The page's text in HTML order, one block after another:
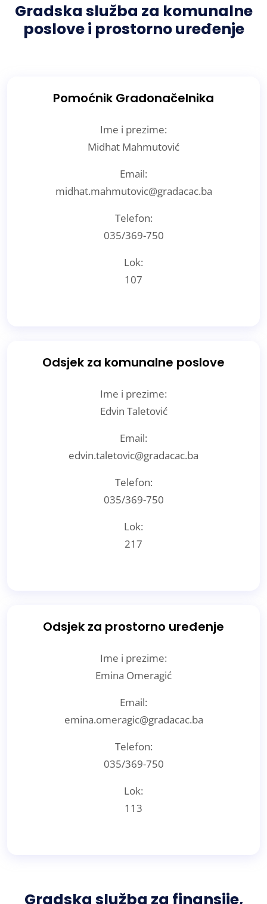
Gradska služba za komunalne
poslove i prostorno uređenje
Pomoćnik Gradonačelnika
Ime i prezime:
Midhat Mahmutović
Email:
midhat.mahmutovic@gradacac.ba
Telefon:
035/369-750
Lok:
107
Odsjek za komunalne poslove
Ime i prezime:
Edvin Taletović
Email:
edvin.taletovic@gradacac.ba
Telefon:
035/369-750
Lok:
217
Odsjek za prostorno uređenje
Ime i prezime:
Emina Omeragić
Email:
emina.omeragic@gradacac.ba
Telefon:
035/369-750
Lok:
113
Gradska služba za finansije,